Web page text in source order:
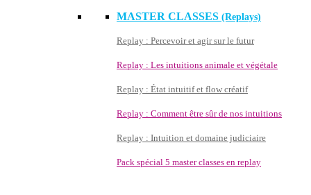
MASTER CLASSES (Replays)
Replay : Percevoir et agir sur le futur
Replay : Les intuitions animale et végétale
Replay : État intuitif et flow créatif
Replay : Comment être sûr de nos intuitions
Replay : Intuition et domaine judiciaire
Pack spécial 5 master classes en replay